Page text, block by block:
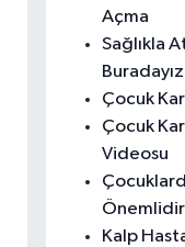
Açma
Sağlıkla
Buradayız
Çocuk
Çocuk
Videosu
Kalp